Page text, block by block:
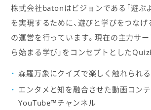
株式会社batonはビジョンである「遊ぶ
を実現するために、遊びと学びをつなげ
の運営を行っています。現在の主力サー
ら始まる学び」をコンセプトとした
森羅万象にクイズで楽しく触れられ
エンタメと知を融合させた動画コン
YouTube™チャンネル